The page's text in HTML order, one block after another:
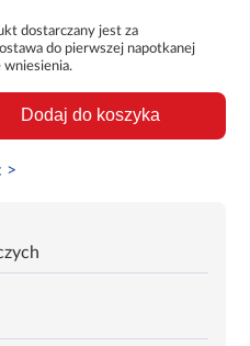
dostarczany jest za
do pierwszej napotkanej
wniesienia.
Dodaj do koszyka
>